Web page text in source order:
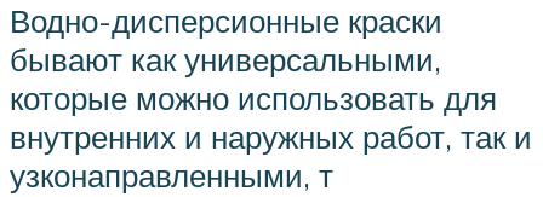
Водно-дисперсионные краски
бывают как универсальными,
которые можно использовать для
внутренних и наружных работ, так и
узконаправленными, т